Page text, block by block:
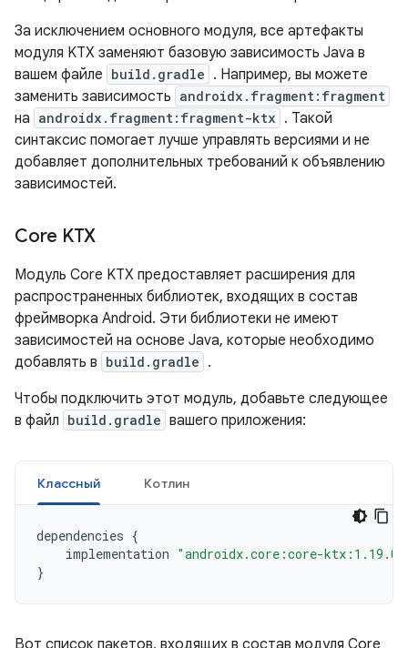
За исключением основного модуля, все артефакты
модуля KTX заменяют базовую зависимость Java в
вашем файле build.gradle . Например, вы можете
заменить зависимость androidx.fragment:fragment
на androidx.fragment:fragment-ktx . Такой
синтаксис помогает лучше управлять версиями и не
добавляет дополнительных требований к объявлению
зависимостей.
Core KTX
Модуль Core KTX предоставляет расширения для
распространенных библиотек, входящих в состав
фреймворка Android. Эти библиотеки не имеют
зависимостей на основе Java, которые необходимо
добавлять в build.gradle .
Чтобы подключить этот модуль, добавьте следующее
в файл build.gradle вашего приложения:
Классный Котлин
dependencies {
implementation "androidx.core:core-ktx:1.19.0"
}
Вот список пакетов, входящих в состав модуля Core